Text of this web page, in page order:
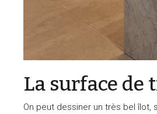
La surface de
On peut dessiner un très bel îlot,